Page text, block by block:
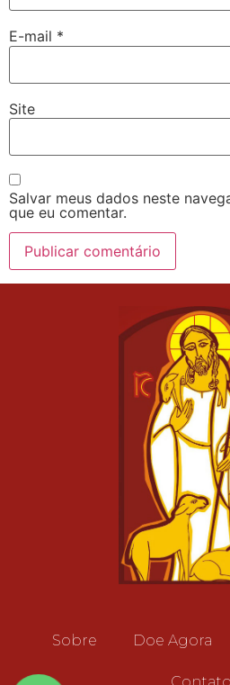
E-mail *
Site
Salvar meus dados neste
que eu comentar.
Sobre Doe Agora